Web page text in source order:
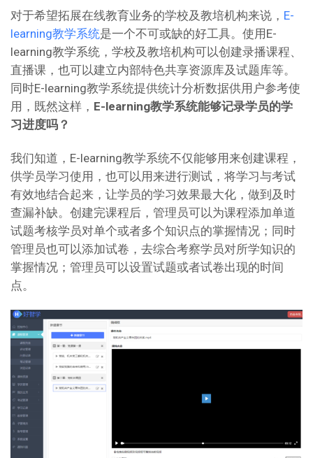
对于希望拓展在线教育业务的学校及教培机构来说， E-
learning教学系统是一个不可或缺的好工具。使用E-
learning教学系统，学校及教培机构可以创建录播课程、
直播课，也可以建立内部特色共享资源库及试题库等。
同时E-learning教学系统提供统计分析数据供用户参考使
用，既然这样， E-learning教学系统能够记录学员的学
习进度吗？
我们知道，E-learning教学系统不仅能够用来创建课程，
供学员学习使用，也可以用来进行测试，将学习与考试
有效地结合起来，让学员的学习效果最大化，做到及时
查漏补缺。创建完课程后，管理员可以为课程添加单道
试题考核学员对单个或者多个知识点的掌握情况；同时
管理员也可以添加试卷，去综合考察学员对所学知识的
掌握情况；管理员可以设置试题或者试卷出现的时间
点。